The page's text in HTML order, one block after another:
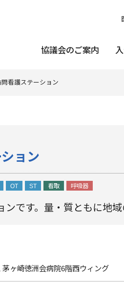
協議会のご案内
看護ステーション
ョン
OT ST 看取 呼吸器
です。量・質ともに地域
茅ヶ崎徳洲会病院6階西ウィング